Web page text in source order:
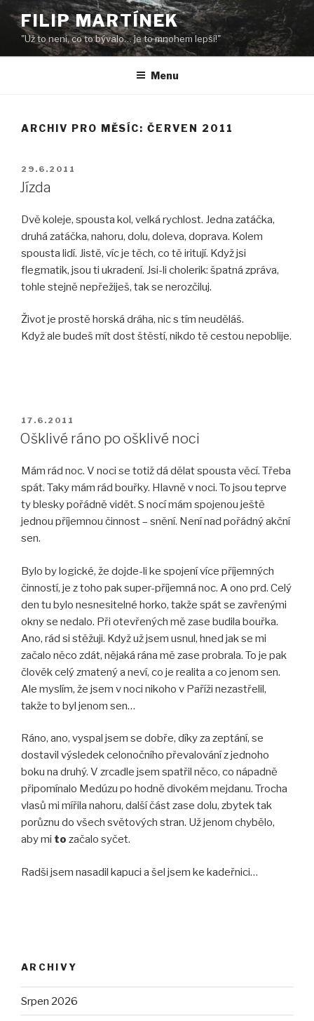
Přejít
obsahu
webu
FILIP MARTÍNEK
"Už to není, co to bývalo… je to mnohem lepší!"
Menu
ARCHIV PRO MĚSÍC: ČERVEN 2011
PUBLIKOVÁNO
29.6.2011
Jízda
Dvě koleje, spousta kol, velká rychlost. Jedna zatáčka,
druhá zatáčka, nahoru, dolu, doleva, doprava. Kolem
spousta lidí. Jistě, víc je těch, co tě iritují. Když jsi
flegmatik, jsou ti ukradení. Jsi-li cholerik: špatná zpráva,
tohle stejně nepřežiješ, tak se nerozčiluj.
Život je prostě horská dráha, nic s tím neuděláš.
Když ale budeš mít dost štěstí, nikdo tě cestou nepoblije.
PUBLIKOVÁNO
17.6.2011
Ošklivé ráno po ošklivé noci
Mám rád noc. V noci se totiž dá dělat spousta věcí. Třeba
spát. Taky mám rád bouřky. Hlavně v noci. To jsou teprve
ty blesky pořádně vidět. S nocí mám spojenou ještě
jednou příjemnou činnost – snění. Není nad pořádný akční
sen.
Bylo by logické, že dojde-li ke spojení více příjemných
činností, je z toho pak super-příjemná noc. A ono prd. Celý
den tu bylo nesnesitelné horko, takže spát se zavřenými
okny se nedalo. Při otevřených mě zase budila bouřka.
Ano, rád si stěžuji. Když už jsem usnul, hned jak se mi
začalo něco zdát, nějaká rána mě zase probrala. To je pak
člověk celý zmatený a neví, co je realita a co jenom sen.
Ale myslím, že jsem v noci nikoho v Paříži nezastřelil,
takže to byl jenom sen…
Ráno, ano, vyspal jsem se dobře, díky za zeptání, se
dostavil výsledek celonočního převalování z jednoho
boku na druhý. V zrcadle jsem spatřil něco, co nápadně
připomínalo Medúzu po hodně divokém mejdanu. Trocha
vlasů mi mířila nahoru, další část zase dolu, zbytek tak
porůznu do všech světových stran. Už jenom chybělo,
aby mi to začalo syčet.
Radši jsem nasadil kapuci a šel jsem ke kadeřnici…
ARCHIVY
Srpen 2026